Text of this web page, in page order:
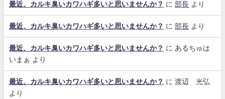
最近、カルキ臭いカワハギ多いと思いませんか？ に 部長 より
最近、カルキ臭いカワハギ多いと思いませんか？ に 部長 より
最近、カルキ臭いカワハギ多いと思いませんか？ に あるちゅは
いまぁ より
最近、カルキ臭いカワハギ多いと思いませんか？ に 渡辺 光弘
より